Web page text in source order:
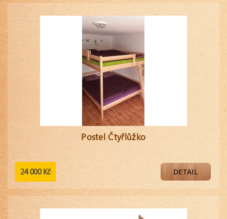
Postel Čtyřlůžko
24 000 Kč DETAIL